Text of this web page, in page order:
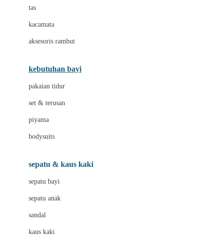
Baby Dove
Baby Jogger
Beauty Barn
Bio Oil
Biolane
Bizzi Growin
tas
kacamata
aksesoris rambut
kebutuhan bayi
pakaian tidur
set & terusan
piyama
bodysuits
sepatu & kaus kaki
sepatu bayi
sepatu anak
sandal
kaus kaki